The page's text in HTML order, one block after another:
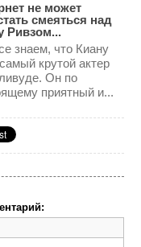
не может
смеяться над
Ривзом...
знаем, что Киану
крутой актер
Он по
приятный и...